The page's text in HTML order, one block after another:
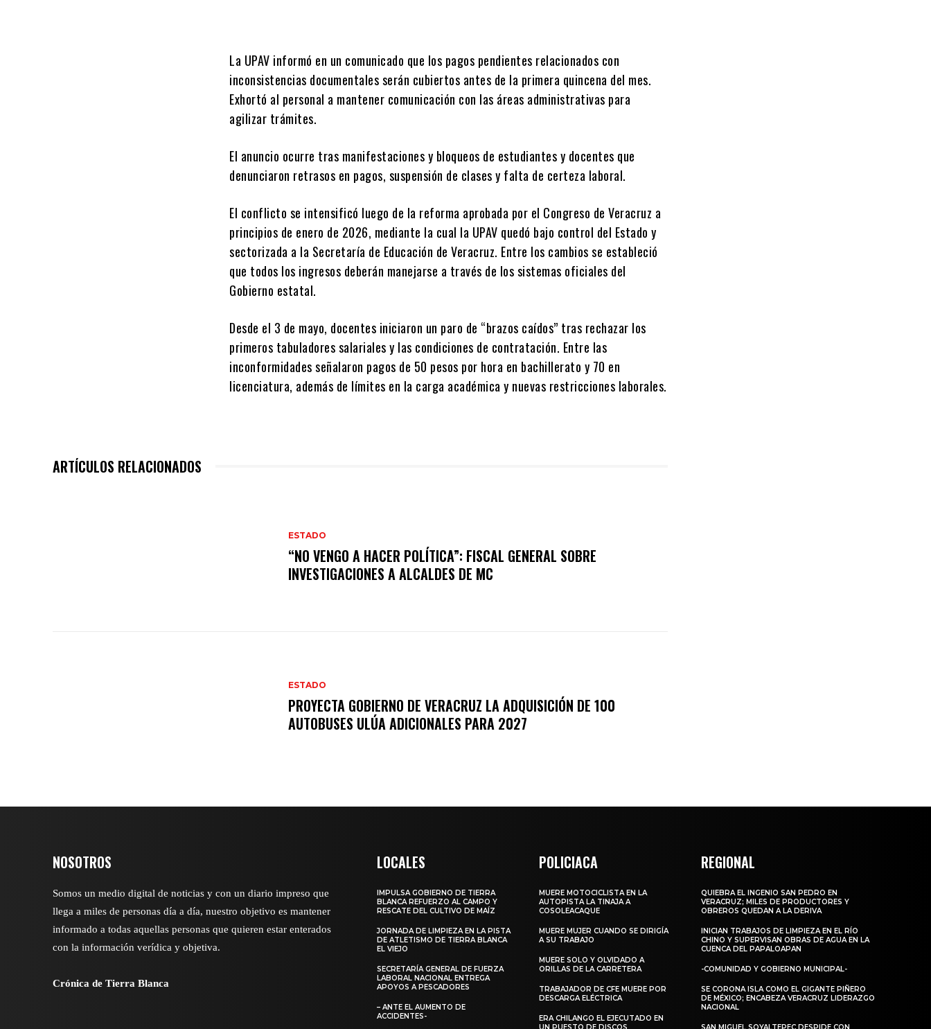
La UPAV informó en un comunicado que los pagos pendientes relacionados con
inconsistencias documentales serán cubiertos antes de la primera quincena del mes.
Exhortó al personal a mantener comunicación con las áreas administrativas para
agilizar trámites.
El anuncio ocurre tras manifestaciones y bloqueos de estudiantes y docentes que
denunciaron retrasos en pagos, suspensión de clases y falta de certeza laboral.
El conflicto se intensificó luego de la reforma aprobada por el Congreso de Veracruz a
principios de enero de 2026, mediante la cual la UPAV quedó bajo control del Estado y
sectorizada a la Secretaría de Educación de Veracruz. Entre los cambios se estableció
que todos los ingresos deberán manejarse a través de los sistemas oficiales del
Gobierno estatal.
Desde el 3 de mayo, docentes iniciaron un paro de “brazos caídos” tras rechazar los
primeros tabuladores salariales y las condiciones de contratación. Entre las
inconformidades señalaron pagos de 50 pesos por hora en bachillerato y 70 en
licenciatura, además de límites en la carga académica y nuevas restricciones laborales.
ARTÍCULOS RELACIONADOS
ESTADO
“NO VENGO A HACER POLÍTICA”: FISCAL GENERAL SOBRE
INVESTIGACIONES A ALCALDES DE MC
ESTADO
PROYECTA GOBIERNO DE VERACRUZ LA ADQUISICIÓN DE 100
AUTOBUSES ULÚA ADICIONALES PARA 2027
NOSOTROS
Somos un medio digital de noticias y con un diario impreso que
llega a miles de personas día a día, nuestro objetivo es mantener
informado a todas aquellas personas que quieren estar enterados
con la información verídica y objetiva.
Crónica de Tierra Blanca
LOCALES
IMPULSA GOBIERNO DE TIERRA
BLANCA REFUERZO AL CAMPO Y
RESCATE DEL CULTIVO DE MAÍZ
JORNADA DE LIMPIEZA EN LA PISTA
DE ATLETISMO DE TIERRA BLANCA
EL VIEJO
SECRETARÍA GENERAL DE FUERZA
LABORAL NACIONAL ENTREGA
APOYOS A PESCADORES
– ANTE EL AUMENTO DE
ACCIDENTES-
POLICIACA
MUERE MOTOCICLISTA EN LA
AUTOPISTA LA TINAJA A
COSOLEACAQUE
MUERE MUJER CUANDO SE DIRIGÍA
A SU TRABAJO
MUERE SOLO Y OLVIDADO A
ORILLAS DE LA CARRETERA
TRABAJADOR DE CFE MUERE POR
DESCARGA ELÉCTRICA
ERA CHILANGO EL EJECUTADO EN
UN PUESTO DE DISCOS
REGIONAL
QUIEBRA EL INGENIO SAN PEDRO EN
VERACRUZ; MILES DE PRODUCTORES Y
OBREROS QUEDAN A LA DERIVA
INICIAN TRABAJOS DE LIMPIEZA EN EL RÍO
CHINO Y SUPERVISAN OBRAS DE AGUA EN LA
CUENCA DEL PAPALOAPAN
-COMUNIDAD Y GOBIERNO MUNICIPAL-
SE CORONA ISLA COMO EL GIGANTE PIÑERO
DE MÉXICO; ENCABEZA VERACRUZ LIDERAZGO
NACIONAL
SAN MIGUEL SOYALTEPEC DESPIDE CON